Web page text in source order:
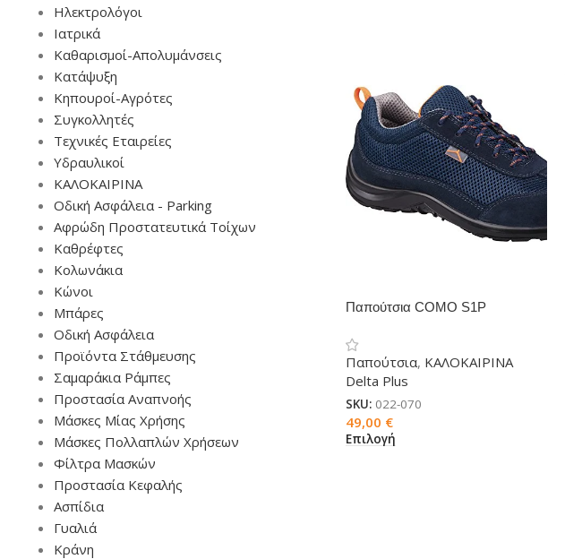
Ηλεκτρολόγοι
Ιατρικά
Καθαρισμοί-Απολυμάνσεις
Κατάψυξη
Κηπουροί-Αγρότες
Συγκολλητές
Τεχνικές Εταιρείες
Υδραυλικοί
ΚΑΛΟΚΑΙΡΙΝΑ
Οδική Ασφάλεια - Parking
Αφρώδη Προστατευτικά Τοίχων
Καθρέφτες
Κολωνάκια
Κώνοι
Μπάρες
Οδική Ασφάλεια
Προϊόντα Στάθμευσης
Σαμαράκια Ράμπες
Προστασία Αναπνοής
Μάσκες Μίας Χρήσης
Μάσκες Πολλαπλών Χρήσεων
Φίλτρα Μασκών
Προστασία Κεφαλής
Ασπίδια
Γυαλιά
Κράνη
Παπούτσια COMO S1P
Παπούτσια, ΚΑΛΟΚΑΙΡΙΝΑ
Delta Plus
SKU: 022-070
49,00 €
Επιλογή